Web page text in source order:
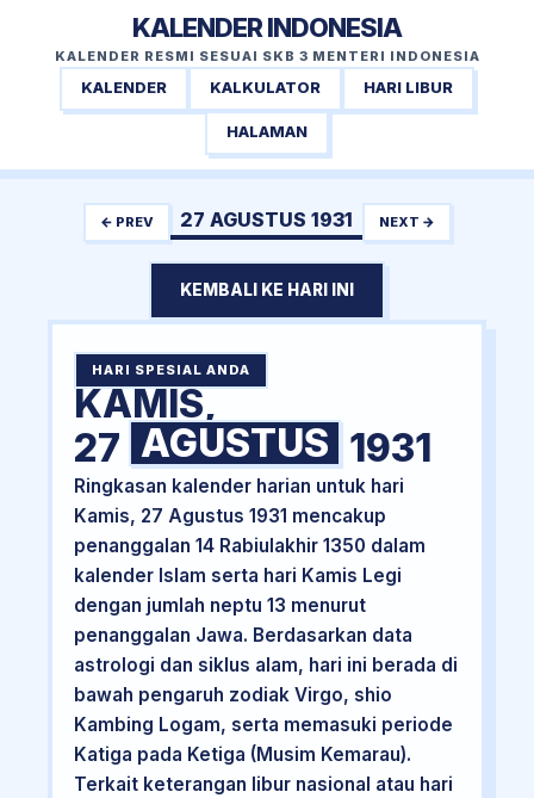
KALENDER INDONESIA
KALENDER RESMI SESUAI SKB 3 MENTERI INDONESIA
KALENDER KALKULATOR HARI LIBUR
HALAMAN
← PREV 27 AGUSTUS 1931 NEXT →
KEMBALI KE HARI INI
HARI SPESIAL ANDA
KAMIS,
27 AGUSTUS 1931
Ringkasan kalender harian untuk hari
Kamis, 27 Agustus 1931 mencakup
penanggalan 14 Rabiulakhir 1350 dalam
kalender Islam serta hari Kamis Legi
dengan jumlah neptu 13 menurut
penanggalan Jawa. Berdasarkan data
astrologi dan siklus alam, hari ini berada di
bawah pengaruh zodiak Virgo, shio
Kambing Logam, serta memasuki periode
Katiga pada Ketiga (Musim Kemarau).
Terkait keterangan libur nasional atau hari